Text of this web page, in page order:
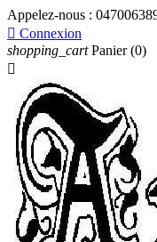
Appelez-nous :
 Connexion
shopping_cart Panier (0)
